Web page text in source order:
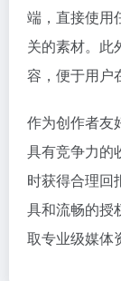
端，直接使用
关的素材。此
容，便于用户
作为创作者友
具有竞争力的
时获得合理回
具和流畅的授
取专业级媒体